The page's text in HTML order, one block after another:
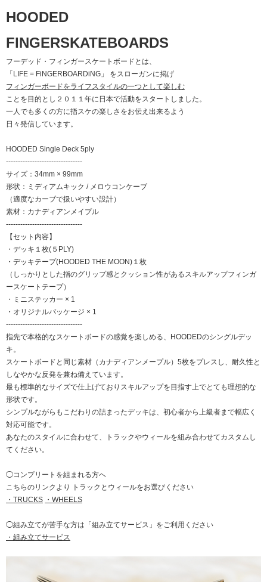
HOODED
FINGERSKATEBOARDS
フーデッド・フィンガースケートボードとは、
「LIFE = FiNGERBOARDiNG」 をスローガンに掲げ
フィンガーボードをライフスタイルの一つとして楽しむ
ことを目的とし２０１１年に日本で活動をスタートしました。
一人でも多くの方に指スケの楽しさをお伝え出来るよう
日々発信しています。
HOODED Single Deck 5ply
--------------------------------
サイズ：34mm × 99mm
形状：ミディアムキック / メロウコンケーブ
（適度なカーブで扱いやすい設計）
素材：カナディアンメイプル
--------------------------------
【セット内容】
・デッキ１枚(５PLY)
・デッキテープ(HOODED THE MOON)１枚
（しっかりとした指のグリップ感とクッション性があるスキルアップフィンガ
ースケートテープ）
・ミニステッカー × 1
・オリジナルパッケージ × 1
--------------------------------
指先で本格的なスケートボードの感覚を楽しめる、HOODEDのシングルデッ
キ。
スケートボードと同じ素材（カナディアンメープル）5枚をプレスし、耐久性と
しなやかな反発を兼ね備えています。
最も標準的なサイズで仕上げておりスキルアップを目指す上でとても理想的な
形状です。
シンプルながらもこだわりの詰まったデッキは、初心者から上級者まで幅広く
対応可能です。
あなたのスタイルに合わせて、トラックやウィールを組み合わせてカスタムし
てください。
◯コンプリートを組まれる方へ
こちらのリンクより トラックとウィールをお選びください
・TRUCKS ・WHEELS
◯組み立てが苦手な方は「組み立てサービス」をご利用ください
・組み立てサービス